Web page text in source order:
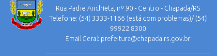
Rua Padre Anchieta, nº 90 - Centro - Chapada/RS
Telefone: (54) 3333-1166 (está com problemas)/ (54)
99922 8300
Email Geral: prefeitura@chapada.rs.gov.br